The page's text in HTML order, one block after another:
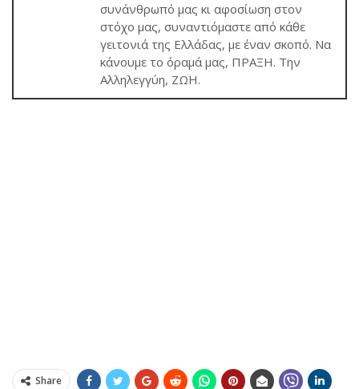
συνάνθρωπό μας κι αφοσίωση στον
στόχο μας, συναντιόμαστε από κάθε
γειτονιά της Ελλάδας, με έναν σκοπό. Να
κάνουμε το όραμά μας, ΠΡΑΞΗ. Την
Αλληλεγγύη, ΖΩΗ.
Share